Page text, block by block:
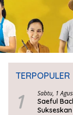
TERPOPULER
1 Sabtu, 1
Saeful